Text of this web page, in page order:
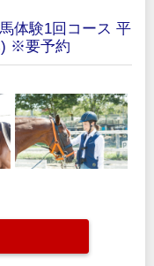
体験1回コース 平
) ※要予約